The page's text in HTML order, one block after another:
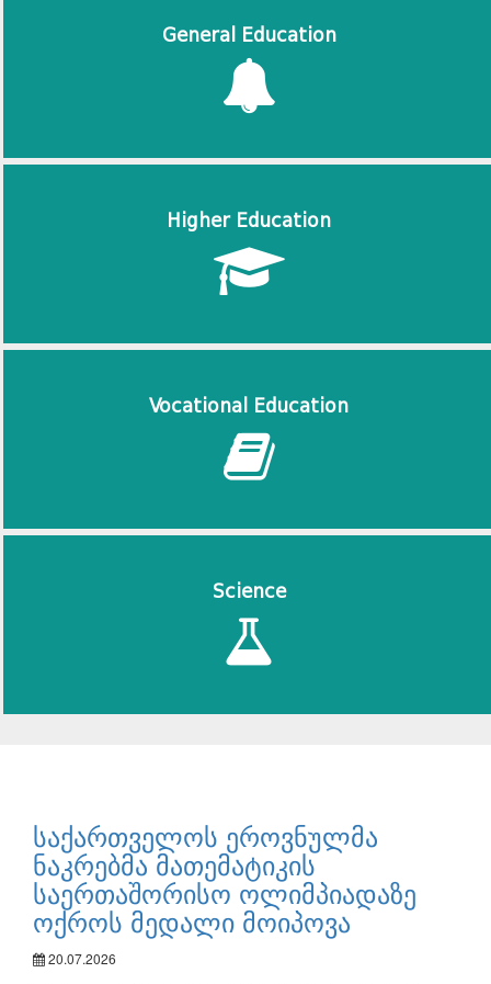
General Education
Higher Education
Vocational Education
Science
საქართველოს ეროვნულმა
ნაკრებმა მათემატიკის
საერთაშორისო ოლიმპიადაზე
ოქროს მედალი მოიპოვა
20.07.2026